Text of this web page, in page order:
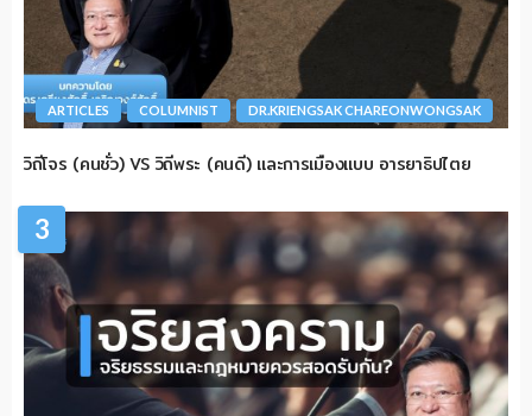
ARTICLES COLUMNIST DR.KRIENGSAK CHAREONWONGSAK
วิถีโจร (คนชั่ว) VS วิถีพระ (คนดี) และการเมืองแบบ อารยาธิปไตย
3